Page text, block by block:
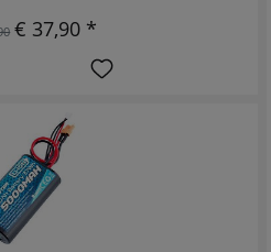
€ 37,90 *